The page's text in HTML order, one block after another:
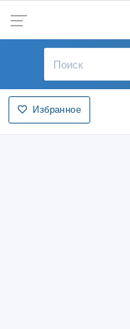
Избранное